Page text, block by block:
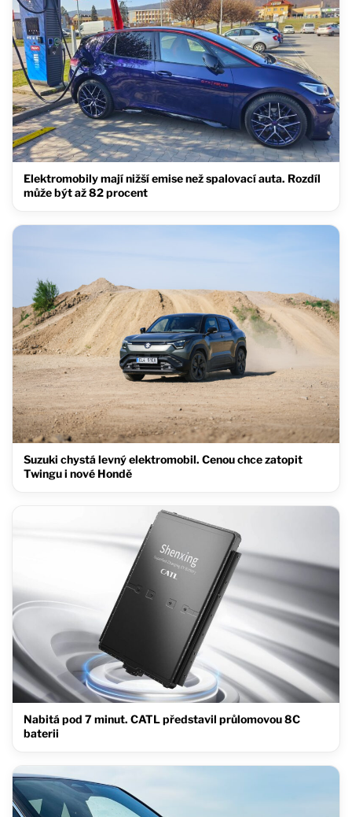
Elektromobily mají nižší emise než spalovací auta. Rozdíl
může být až 82 procent
Suzuki chystá levný elektromobil. Cenou chce zatopit
Twingu i nové Hondě
Nabitá pod 7 minut. CATL představil průlomovou 8C
baterii